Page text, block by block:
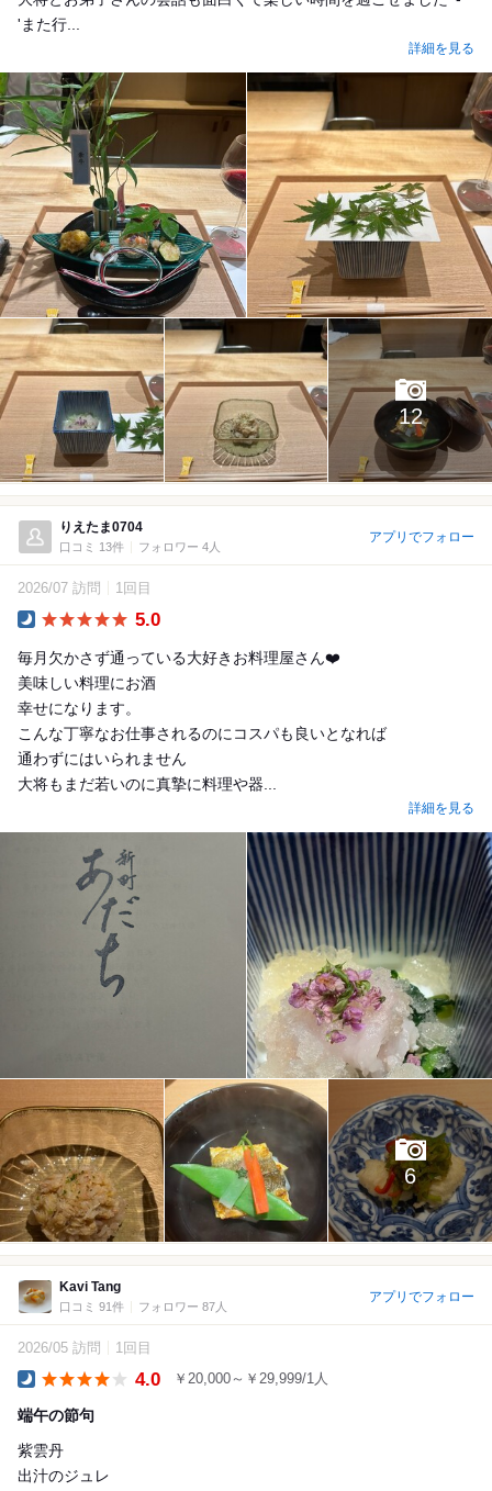
'‎‎また行...
詳細を見る
12
りえたま0704
口コミ 13件 フォロワー 4人
アプリでフォロー
2026/07 訪問 1回目
5.0
毎月欠かさず通っている大好きお料理屋さん❤️
美味しい料理にお酒
幸せになります。
こんな丁寧なお仕事されるのにコスパも良いとなれば
通わずにはいられません
大将もまだ若いのに真摯に料理や器...
詳細を見る
6
Kavi Tang
口コミ 91件 フォロワー 87人
アプリでフォロー
2026/05 訪問 1回目
4.0 ￥20,000～￥29,999/1人
端午の節句
紫雲丹
出汁のジュレ